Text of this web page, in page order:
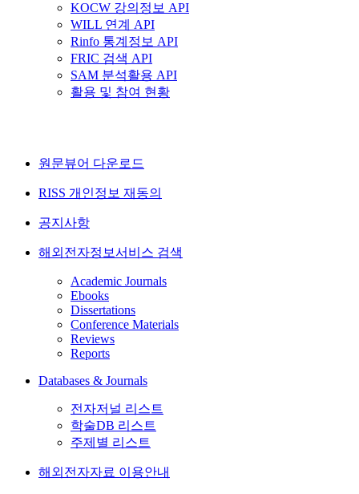
KOCW 강의정보 API
WILL 연계 API
Rinfo 통계정보 API
FRIC 검색 API
SAM 분석활용 API
활용 및 참여 현황
원문뷰어 다운로드
RISS 개인정보 재동의
공지사항
해외전자정보서비스 검색
Academic Journals
Ebooks
Dissertations
Conference Materials
Reviews
Reports
Databases & Journals
전자저널 리스트
학술DB 리스트
주제별 리스트
해외전자자료 이용안내